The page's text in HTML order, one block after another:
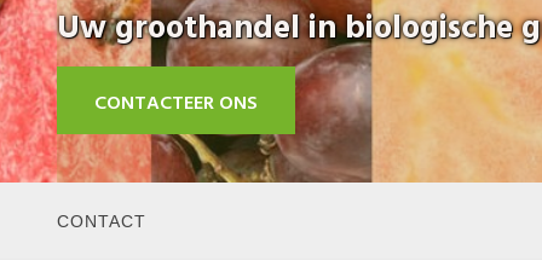
Uw groothandel in biologische
CONTACTEER ONS
CONTACT